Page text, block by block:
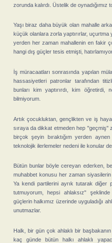
zorunda kalırdı. Üstelik de oynadığımız
Yaşı biraz daha büyük olan mahalle
küçük olanlara zorla yaptırırlar, uçurtma
yerden her zaman mahallenin en fakir
hangi dış güçler tesis etmişti,
İş müracaatları sonrasında yapılan
hassasiyetleri patronlar tarafından
bunları kim yaptırırdı, kim öğretirdi,
bilmiyorum.
Artık çocukluktan, gençlikten ve iş
sıraya da dikkat etmeden hep "geçmiş"
birçok şeyin bıraktığım yerden
teknolojik ilerlemeler nedeni ile konular
Bütün bunlar böyle cereyan ederken,
muhabbet konusu her zaman
Ya kendi partilerini ayrık tutarak
tutmuyorum, hepsi ahlaksız"
güçlerin halkımız üzerinde uyguladığı
unutmazlar.
Halk, bir gün çok ahlaklı bir
kaç günde bütün halkı ahlaklı